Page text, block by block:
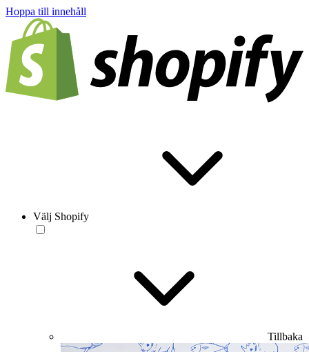
Hoppa till innehåll
Välj Shopify
Tillbaka